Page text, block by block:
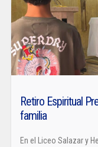
Retiro Espiritual
familia
En el Liceo Salazar y